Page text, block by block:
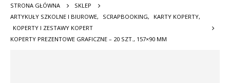
STRONA GŁÓWNA
SKLEP
ARTYKUŁY SZKOLNE I BIUROWE, SCRAPBOOKING, KARTY KOPERTY,
KOPERTY I ZESTAWY KOPERT
KOPERTY PREZENTOWE GRAFICZNE – 20 SZT., 157×90 MM